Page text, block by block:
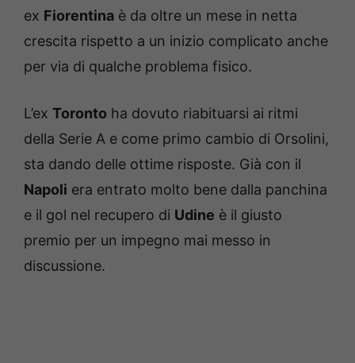
ex Fiorentina è da oltre un mese in netta
crescita rispetto a un inizio complicato anche
per via di qualche problema fisico.
L’ex Toronto ha dovuto riabituarsi ai ritmi
della Serie A e come primo cambio di Orsolini,
sta dando delle ottime risposte. Già con il
Napoli era entrato molto bene dalla panchina
e il gol nel recupero di Udine è il giusto
premio per un impegno mai messo in
discussione.